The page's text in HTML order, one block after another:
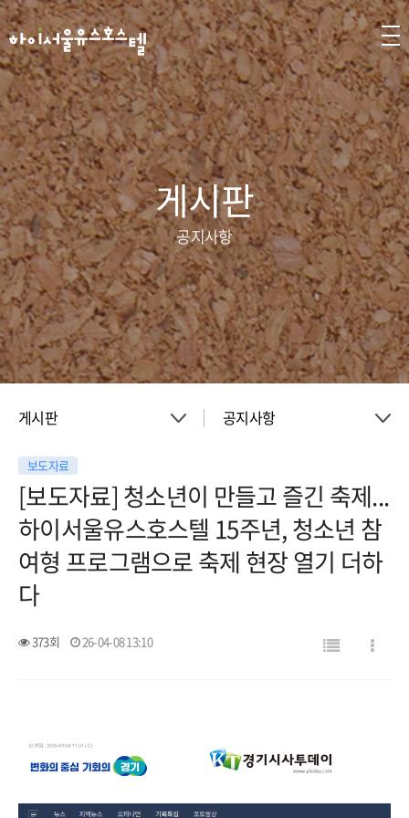
게시판
공지사항
게시판
About
객실
회의실
청소년 프로그램
게시판
공지사항
이벤트
FAQ
보도자료
[보도자료] 청소년이 만들고 즐긴 축제...
하이서울유스호스텔 15주년, 청소년 참
여형 프로그램으로 축제 현장 열기 더하
다
373회 26-04-08 13:10